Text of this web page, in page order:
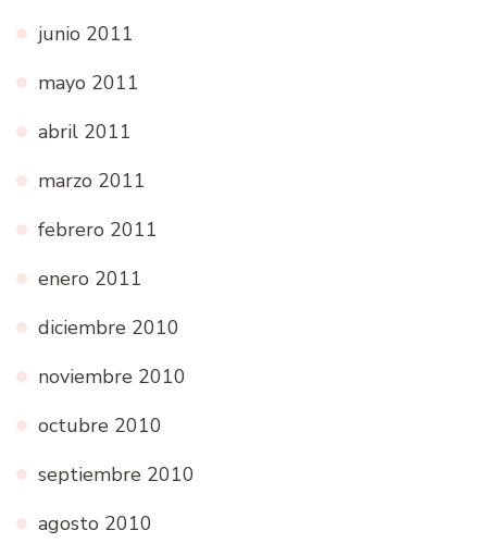
junio 2011
mayo 2011
abril 2011
marzo 2011
febrero 2011
enero 2011
diciembre 2010
noviembre 2010
octubre 2010
septiembre 2010
agosto 2010